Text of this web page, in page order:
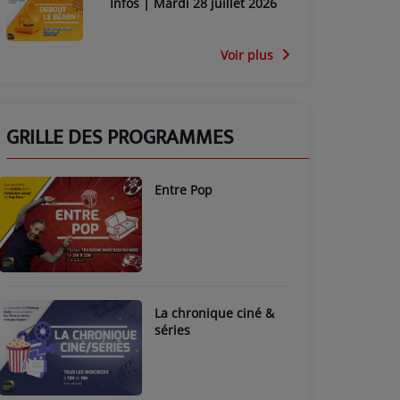
Voir plus
GRILLE DES PROGRAMMES
Entre Pop
La chronique ciné &
séries